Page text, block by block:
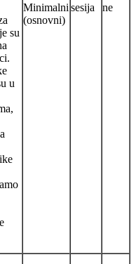
su
u
Minimalni
(osnovni)
sesija ne